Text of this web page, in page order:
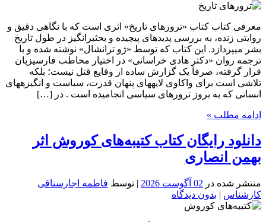
معرفی کتاب کتاب «ترورهای تاریخ» اثری است که با نگاهی دقیق و
روایتی زنده، به بررسی پدیدهای پیچیده و بحثبرانگیز در طول تاریخ
بشر میپردازد. این کتاب که توسط «ژو ترانشال» نوشته شده و با
ترجمه روان «دکتر هادی خراسانی» در اختیار مخاطب فارسیزبان
قرار گرفته، صرفاً یک گزارش ساده از وقایع قتل نیست؛ بلکه
تلاشی است برای واکاوی لایههای پنهان قدرت، سیاست و انگیزههای
انسانی که به بروز ترورهای سیاسی انجامیده است . در […]
ادامه مطلب »
دانلود رایگان کتاب کتیبه‌های کوروش اثر
بهمن انصاری
منتشر شده در 02 آگوست 2026 | توسط فاطمه اجارستاقی
کارشناس | بدون دیدگاه